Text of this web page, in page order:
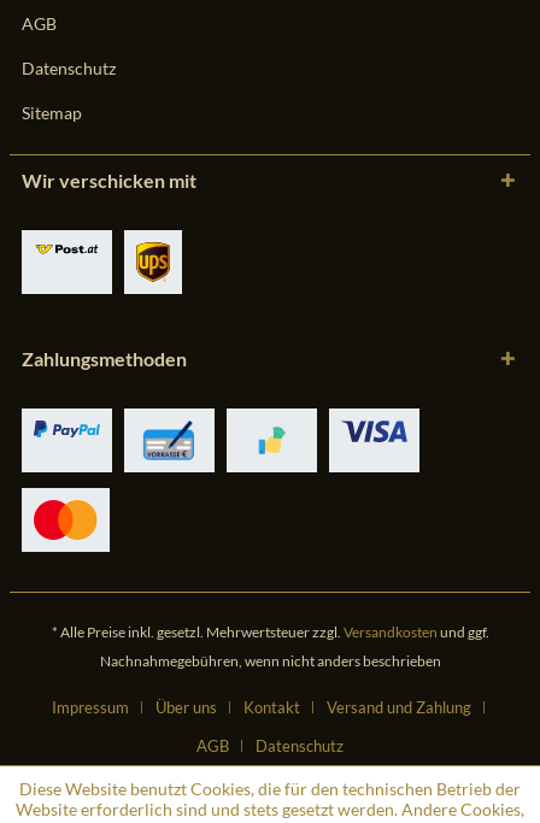
AGB
Datenschutz
Sitemap
Wir verschicken mit
Zahlungsmethoden
* Alle Preise inkl. gesetzl. Mehrwertsteuer zzgl. Versandkosten und ggf.
Nachnahmegebühren, wenn nicht anders beschrieben
Impressum Über uns Kontakt
Versand und Zahlung
AGB
Datenschutz
Diese Website benutzt Cookies, die für den technischen Betrieb der
Website erforderlich sind und stets gesetzt werden. Andere Cookies,